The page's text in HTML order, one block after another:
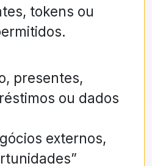
tokens ou
presentes,
ou dados
externos,